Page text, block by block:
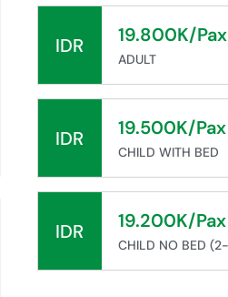
IDR 19.800K/Pax
ADULT
IDR 19.500K/Pax
CHILD WITH BED
IDR 19.200K/Pax
CHILD NO BED